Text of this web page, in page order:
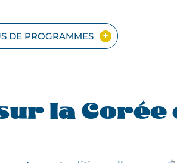
FAMILLE
DE PROGRAMMES
la Corée